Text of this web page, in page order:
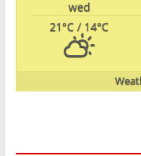
wed
21°C / 14°C